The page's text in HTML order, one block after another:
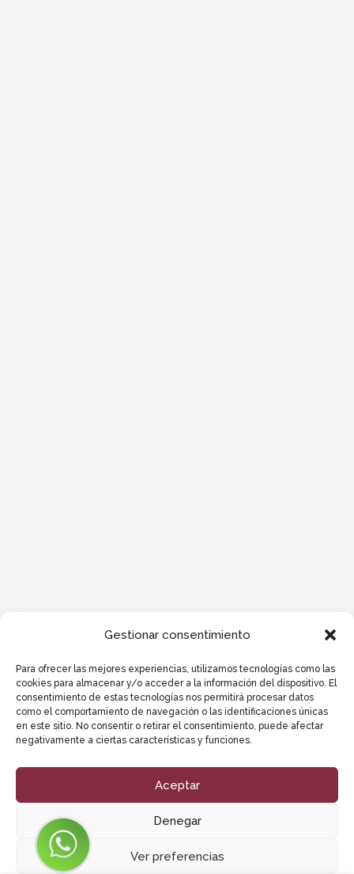
Gestionar consentimiento
Para ofrecer las mejores experiencias, utilizamos tecnologías como las
cookies para almacenar y/o acceder a la información del dispositivo. El
consentimiento de estas tecnologías nos permitirá procesar datos
como el comportamiento de navegación o las identificaciones únicas
en este sitio. No consentir o retirar el consentimiento, puede afectar
negativamente a ciertas características y funciones.
Aceptar
Denegar
Ver preferencias